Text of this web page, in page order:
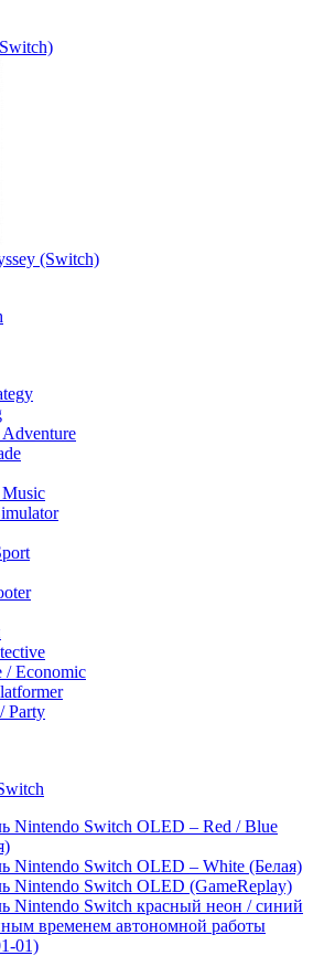
(Switch)
/ Economic
Party
Nintendo Switch OLED – Red / Blue
Nintendo Switch OLED – White (Белая)
Nintendo Switch OLED (GameReplay)
Nintendo Switch красный неон / синий
временем автономной работы
01)